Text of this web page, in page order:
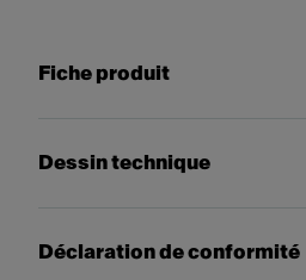
Fiche produit
Dessin technique
Déclaration de conformité